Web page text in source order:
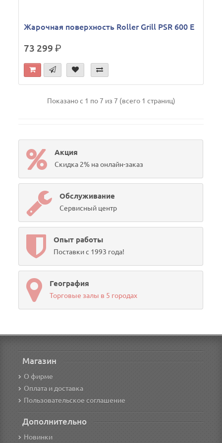
Жарочная поверхность Roller Grill PSR 600 E
73 299р.
Показано с 1 по 7 из 7 (всего 1 страниц)
Акция
Скидка 2% на онлайн-заказ
Обслуживание
Сервисный центр
Опыт работы
Поставки с 1993 года!
География
Торговые залы в 5 городах
Магазин
О фирме
Оплата и доставка
Пользовательское соглашение
Дополнительно
Новинки